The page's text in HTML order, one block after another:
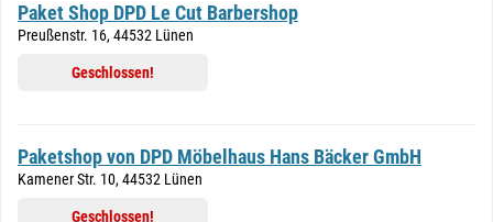
Paket Shop DPD Le Cut Barbershop
Preußenstr. 16, 44532 Lünen
Geschlossen!
Paketshop von DPD Möbelhaus Hans Bäcker GmbH
Kamener Str. 10, 44532 Lünen
Geschlossen!